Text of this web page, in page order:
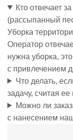
Кто отвечает
(рассыпанный
Уборка
Оператор
нужна уборка,
с привлечением
Что делать,
задачу, считая
Можно ли
с нанесением